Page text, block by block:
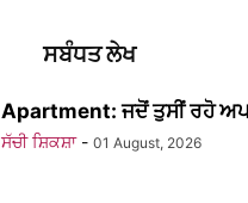
ਸਬੰਧਤ ਲੇਖ
Apartment: ਜਦੋਂ ਤੁਸੀਂ ਰਹੋ
ਸੱਚੀ ਸ਼ਿਕਸ਼ਾ - 01 August, 2026